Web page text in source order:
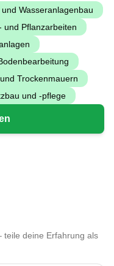
und Wasseranlagenbau
und Pflanzarbeiten
Trockenmauern
und -pflege
teile deine Erfahrung als